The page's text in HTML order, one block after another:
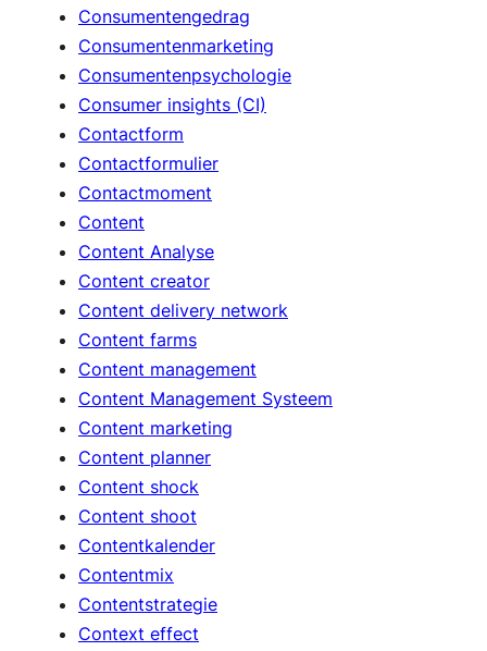
Consumentengedrag
Consumentenmarketing
Consumentenpsychologie
Consumer insights (CI)
Contactform
Contactformulier
Contactmoment
Content
Content Analyse
Content creator
Content delivery network
Content farms
Content management
Content Management Systeem
Content marketing
Content planner
Content shock
Content shoot
Contentkalender
Contentmix
Contentstrategie
Context effect